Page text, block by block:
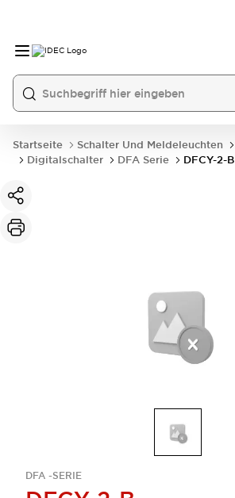
Startseite Schalter Und Meldeleuchten
Digitalschalter
DFA Serie DFCY-2-B
DFA -SERIE